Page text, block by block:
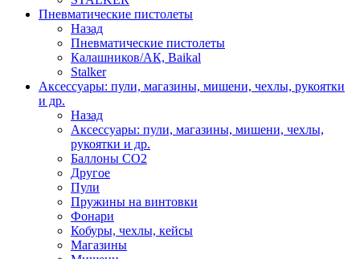
Пневматические пистолеты
Назад
Пневматические пистолеты
Калашников/АК, Baikal
Stalker
Аксессуары: пули, магазины, мишени, чехлы, рукоятки
и др.
Назад
Аксессуары: пули, магазины, мишени, чехлы,
рукоятки и др.
Баллоны CO2
Другое
Пули
Пружины на винтовки
Фонари
Кобуры, чехлы, кейсы
Магазины